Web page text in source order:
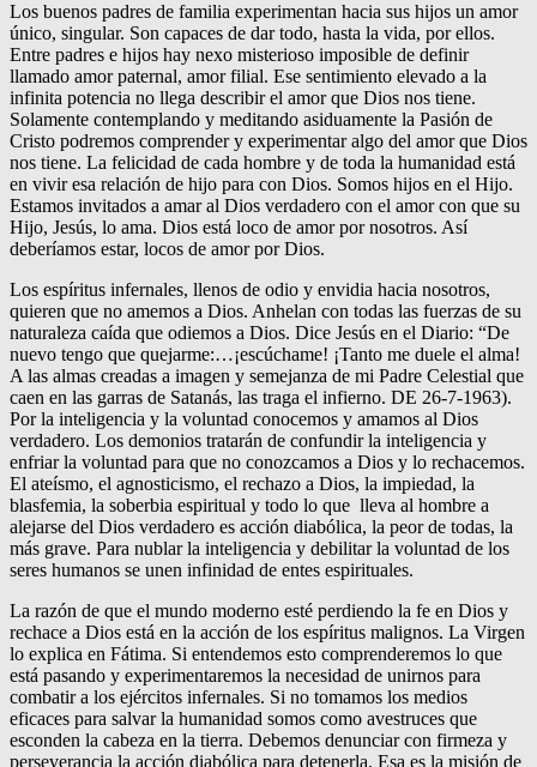
Los buenos padres de familia experimentan hacia sus hijos un amor
único, singular. Son capaces de dar todo, hasta la vida, por ellos.
Entre padres e hijos hay nexo misterioso imposible de definir
llamado amor paternal, amor filial. Ese sentimiento elevado a la
infinita potencia no llega describir el amor que Dios nos tiene.
Solamente contemplando y meditando asiduamente la Pasión de
Cristo podremos comprender y experimentar algo del amor que Dios
nos tiene. La felicidad de cada hombre y de toda la humanidad está
en vivir esa relación de hijo para con Dios. Somos hijos en el Hijo.
Estamos invitados a amar al Dios verdadero con el amor con que su
Hijo, Jesús, lo ama. Dios está loco de amor por nosotros. Así
deberíamos estar, locos de amor por Dios.
Los espíritus infernales, llenos de odio y envidia hacia nosotros,
quieren que no amemos a Dios. Anhelan con todas las fuerzas de su
naturaleza caída que odiemos a Dios. Dice Jesús en el Diario: “De
nuevo tengo que quejarme:…¡escúchame! ¡Tanto me duele el alma!
A las almas creadas a imagen y semejanza de mi Padre Celestial que
caen en las garras de Satanás, las traga el infierno. DE 26-7-1963).
Por la inteligencia y la voluntad conocemos y amamos al Dios
verdadero. Los demonios tratarán de confundir la inteligencia y
enfriar la voluntad para que no conozcamos a Dios y lo rechacemos.
El ateísmo, el agnosticismo, el rechazo a Dios, la impiedad, la
blasfemia, la soberbia espiritual y todo lo que lleva al hombre a
alejarse del Dios verdadero es acción diabólica, la peor de todas, la
más grave. Para nublar la inteligencia y debilitar la voluntad de los
seres humanos se unen infinidad de entes espirituales.
La razón de que el mundo moderno esté perdiendo la fe en Dios y
rechace a Dios está en la acción de los espíritus malignos. La Virgen
lo explica en Fátima. Si entendemos esto comprenderemos lo que
está pasando y experimentaremos la necesidad de unirnos para
combatir a los ejércitos infernales. Si no tomamos los medios
eficaces para salvar la humanidad somos como avestruces que
esconden la cabeza en la tierra. Debemos denunciar con firmeza y
perseverancia la acción diabólica para detenerla. Esa es la misión de